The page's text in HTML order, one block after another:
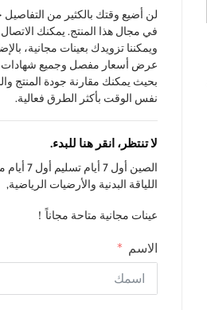
لن أضيع وقتك بالكثير من التفاصيل
في مجال هذا المنتج. يمكنك الاتصال
ويمكننا تزويدك بعينات مجانية،
عرض أسعار مفصل وجميع شهادات
بحيث يمكنك مقارنة جودة المنتج
نفس الوقت بأكثر الطرق فعالية.
لا تنتظر، انقر هنا للبدء.
الصين أول 7 أيام
اللياقة البدنية والأرضيات الرياضية,
عينات مجانية متاحة مجاناً！
الاسم